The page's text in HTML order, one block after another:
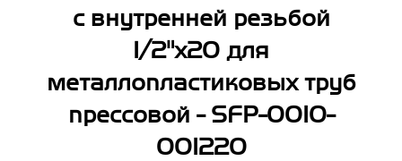
с внутренней резьбой
1/2"х20 для
металлопластиковых труб
прессовой - SFP-0010-
001220